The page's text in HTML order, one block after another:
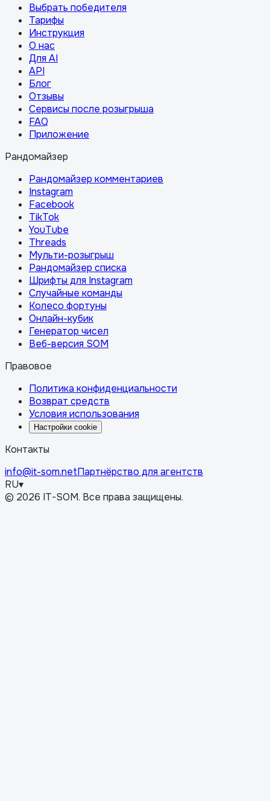
Выбрать победителя
Тарифы
Инструкция
О нас
Для AI
API
Блог
Отзывы
Сервисы после розыгрыша
FAQ
Приложение
Рандомайзер
Рандомайзер комментариев
Instagram
Facebook
TikTok
YouTube
Threads
Мульти-розыгрыш
Рандомайзер списка
Шрифты для Instagram
Случайные команды
Колесо фортуны
Онлайн-кубик
Генератор чисел
Веб-версия SOM
Правовое
Политика конфиденциальности
Возврат средств
Условия использования
Настройки cookie
Контакты
info@it-som.netПартнёрство для агентств
RU▾
© 2026 IT-SOM. Все права защищены.